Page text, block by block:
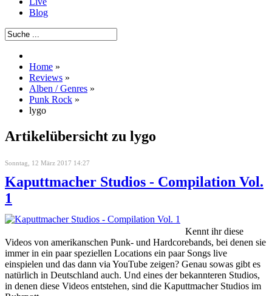
Blog
Home »
Reviews »
Alben / Genres »
Punk Rock »
lygo
Artikelübersicht zu lygo
Sonntag, 12 März 2017 14:27
Kaputtmacher Studios - Compilation Vol.
1
Kennt ihr diese
Videos von amerikanschen Punk- und Hardcorebands, bei denen sie
immer in ein paar speziellen Locations ein paar Songs live
einspielen und das dann via YouTube zeigen? Genau sowas gibt es
natürlich in Deutschland auch. Und eines der bekannteren Studios,
in denen diese Videos entstehen, sind die Kaputtmacher Studios im